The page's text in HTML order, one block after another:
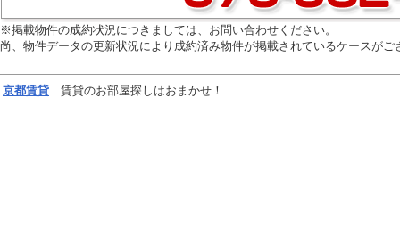
※掲載物件の成約状況につきましては、お問い合わせください。
尚、物件データの更新状況により成約済み物件が掲載されているケースが
京都賃貸 賃貸のお部屋探しはおまかせ！